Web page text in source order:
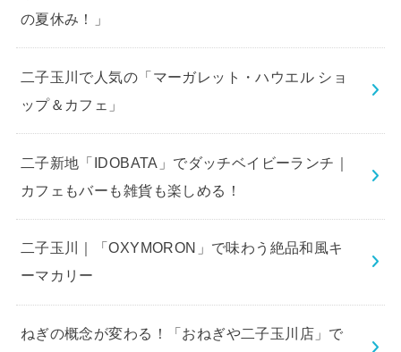
の夏休み！」
二子玉川で人気の「マーガレット・ハウエル ショ
ップ＆カフェ」
二子新地「IDOBATA」でダッチベイビーランチ｜
カフェもバーも雑貨も楽しめる！
二子玉川｜「OXYMORON」で味わう絶品和風キ
ーマカリー
ねぎの概念が変わる！「おねぎや二子玉川店」で